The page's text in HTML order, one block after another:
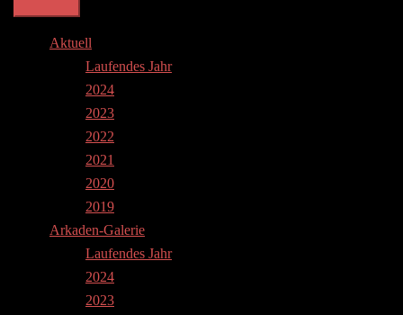
Aktuell
Laufendes Jahr
2024
2023
2022
2021
2020
2019
Arkaden-Galerie
Laufendes Jahr
2024
2023